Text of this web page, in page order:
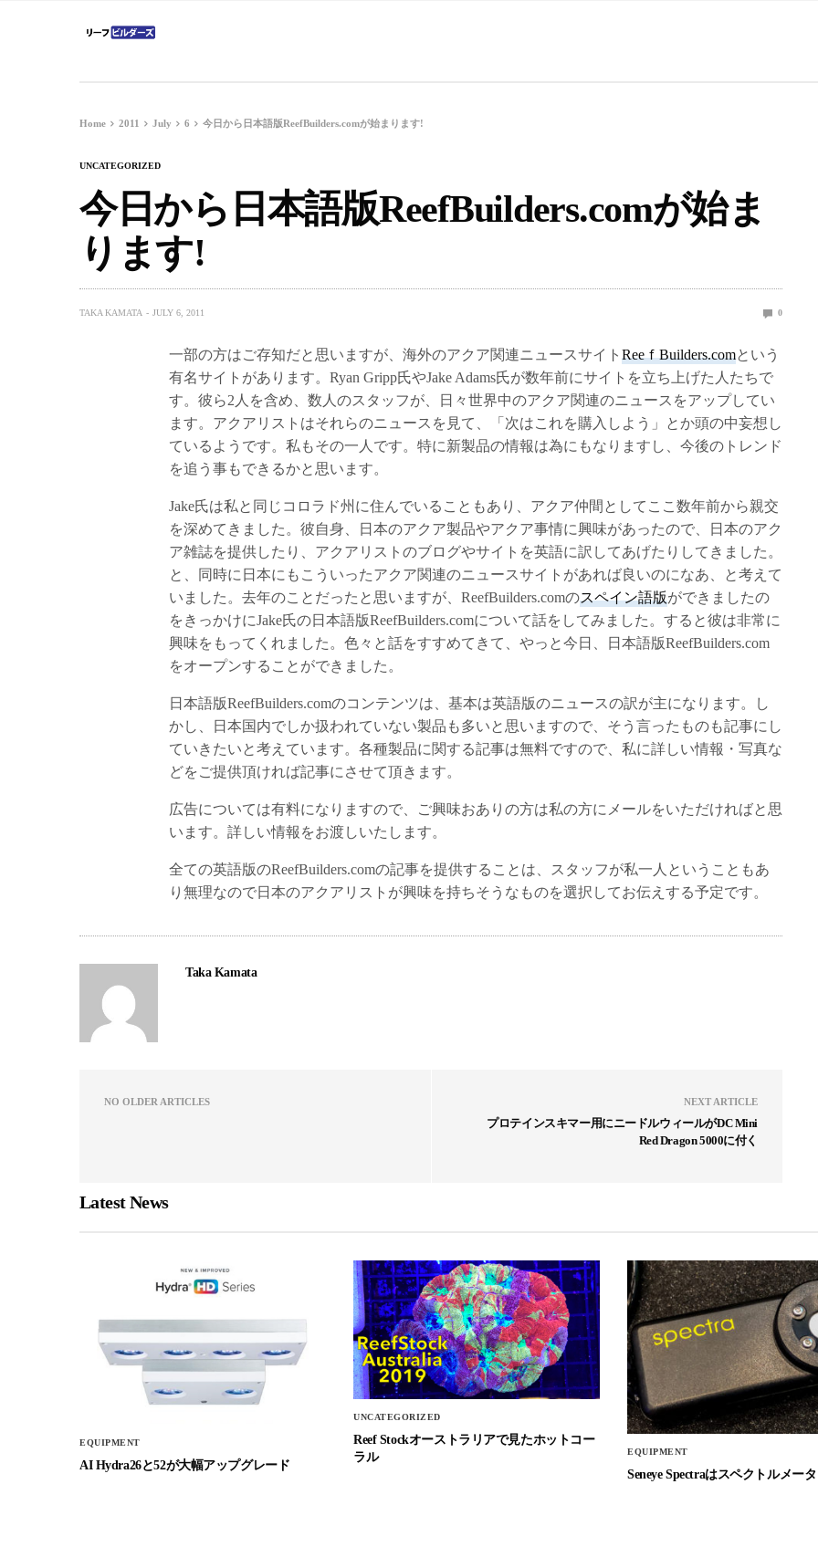
Home 2011 July 6 今日から日本語版ReefBuilders.comが始まります!
UNCATEGORIZED
今日から日本語版ReefBuilders.comが始ま
ります!
TAKA KAMATA JULY 6, 2011 0
一部の方はご存知だと思いますが、海外のアクア関連ニュースサイト ReeｆBuilders.comという
有名サイトがあります。Ryan Gripp氏やJake Adams氏が数年前にサイトを立ち上げた人たちで
す。彼ら2人を含め、数人のスタッフが、日々世界中のアクア関連のニュースをアップしてい
ます。アクアリストはそれらのニュースを見て、「次はこれを購入しよう」とか頭の中妄想し
ているようです。私もその一人です。特に新製品の情報は為にもなりますし、今後のトレンド
を追う事もできるかと思います。
Jake氏は私と同じコロラド州に住んでいることもあり、アクア仲間としてここ数年前から親交
を深めてきました。彼自身、日本のアクア製品やアクア事情に興味があったので、日本のアク
ア雑誌を提供したり、アクアリストのブログやサイトを英語に訳してあげたりしてきました。
と、同時に日本にもこういったアクア関連のニュースサイトがあれば良いのになあ、と考えて
いました。去年のことだったと思いますが、ReefBuilders.comのスペイン語版ができましたの
をきっかけにJake氏の日本語版ReefBuilders.comについて話をしてみました。すると彼は非常に
興味をもってくれました。色々と話をすすめてきて、やっと今日、日本語版ReefBuilders.com
をオープンすることができました。
日本語版ReefBuilders.comのコンテンツは、基本は英語版のニュースの訳が主になります。し
かし、日本国内でしか扱われていない製品も多いと思いますので、そう言ったものも記事にし
ていきたいと考えています。各種製品に関する記事は無料ですので、私に詳しい情報・写真な
どをご提供頂ければ記事にさせて頂きます。
広告については有料になりますので、ご興味おありの方は私の方にメールをいただければと思
います。詳しい情報をお渡しいたします。
全ての英語版のReefBuilders.comの記事を提供することは、スタッフが私一人ということもあ
り無理なので日本のアクアリストが興味を持ちそうなものを選択してお伝えする予定です。
Taka Kamata
NO OLDER ARTICLES NEXT ARTICLE
プロテインスキマー用にニードルウィールがDC Mini
Red Dragon 5000に付く
Latest News
EQUIPMENT
AI Hydra26と52が大幅アップグレード
UNCATEGORIZED
Reef Stockオーストラリアで見たホットコー
ラル
EQUIPMENT
Seneye Spectraはスペクトルメータ